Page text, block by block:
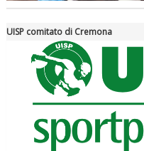
UISP comitato di Cremona